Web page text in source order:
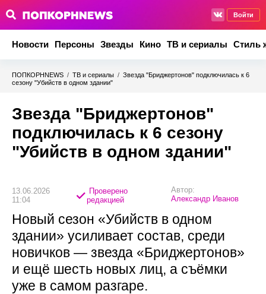
Войти
Новости Персоны Звезды Кино ТВ и сериалы Стиль
ПОПКОРНNEWS / ТВ и сериалы / Звезда "Бриджертонов" подключилась к 6
сезону "Убийств в одном здании"
Звезда "Бриджертонов"
подключилась к 6 сезону
"Убийств в одном здании"
13.06.2026
11:04
Проверено
редакцией
Автор:
Александр Иванов
Новый сезон «Убийств в одном
здании» усиливает состав, среди
новичков — звезда «Бриджертонов»
и ещё шесть новых лиц, а съёмки
уже в самом разгаре.